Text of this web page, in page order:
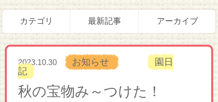
カテゴリ 最新記事 アーカイブ
2023.10.30 お知らせ
園日
記
秋の宝物み～つけた！